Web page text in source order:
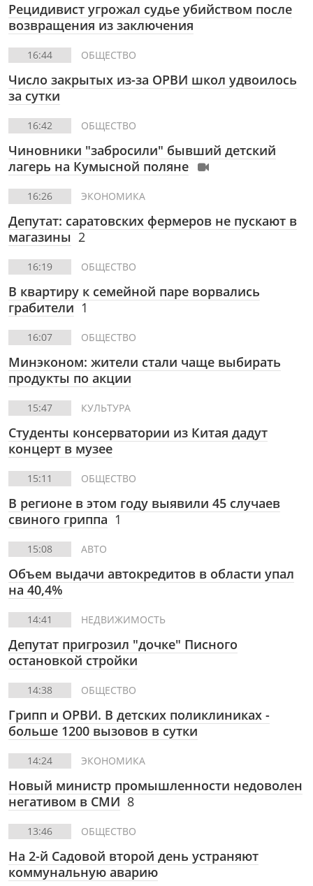
Рецидивист угрожал судье убийством после
возвращения из заключения
16:44 ОБЩЕСТВО
Число закрытых из-за ОРВИ школ удвоилось
за сутки
16:42 ОБЩЕСТВО
Чиновники "забросили" бывший детский
лагерь на Кумысной поляне
16:26 ЭКОНОМИКА
Депутат: саратовских фермеров не пускают в
магазины 2
16:19 ОБЩЕСТВО
В квартиру к семейной паре ворвались
грабители 1
16:07 ОБЩЕСТВО
Минэконом: жители стали чаще выбирать
продукты по акции
15:47 КУЛЬТУРА
Студенты консерватории из Китая дадут
концерт в музее
15:11 ОБЩЕСТВО
В регионе в этом году выявили 45 случаев
свиного гриппа 1
15:08 АВТО
Объем выдачи автокредитов в области упал
на 40,4%
14:41 НЕДВИЖИМОСТЬ
Депутат пригрозил "дочке" Писного
остановкой стройки
14:38 ОБЩЕСТВО
Грипп и ОРВИ. В детских поликлиниках -
больше 1200 вызовов в сутки
14:24 ЭКОНОМИКА
Новый министр промышленности недоволен
негативом в СМИ 8
13:46 ОБЩЕСТВО
На 2-й Садовой второй день устраняют
коммунальную аварию